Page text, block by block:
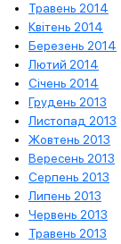
Травень 2014
Квітень 2014
Березень 2014
Лютий 2014
Січень 2014
Грудень 2013
Листопад 2013
Жовтень 2013
Вересень 2013
Серпень 2013
Липень 2013
Червень 2013
Травень 2013